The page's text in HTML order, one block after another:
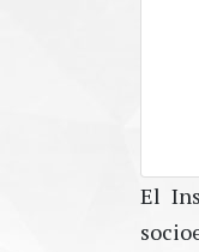
El